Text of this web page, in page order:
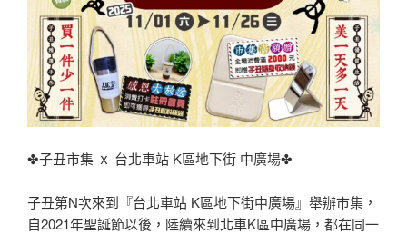
✤子丑市集 ｘ 台北車站 K區地下街 中廣場✤
子丑第N次來到『台北車站 K區地下街中廣場』舉辦市集，
自2021年聖誕節以後，陸續來到北車K區中廣場，都在同一